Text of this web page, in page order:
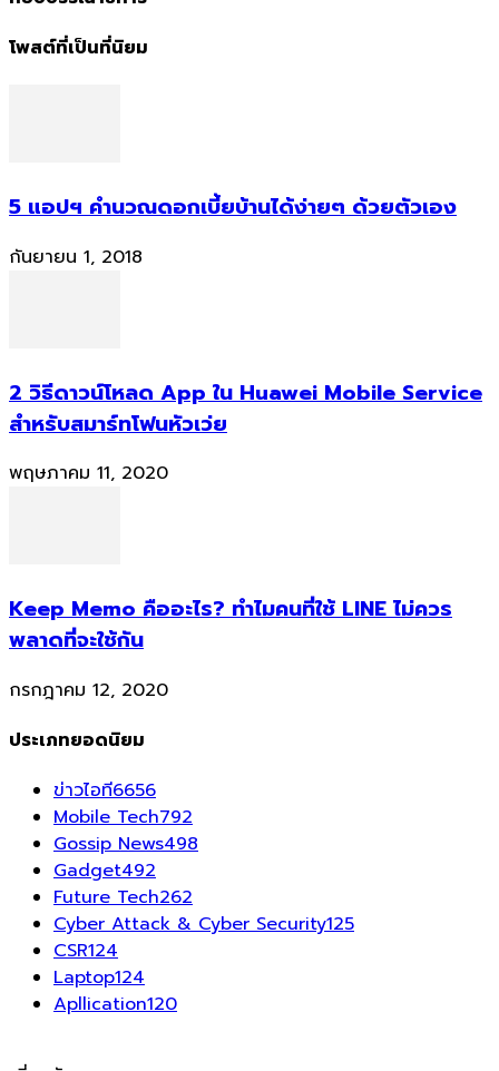
โพสต์ที่เป็นที่นิยม
5 แอปฯ คำนวณดอกเบี้ยบ้านได้ง่ายๆ ด้วยตัวเอง
กันยายน 1, 2018
2 วิธีดาวน์โหลด App ใน Huawei Mobile Service
สำหรับสมาร์ทโฟนหัวเว่ย
พฤษภาคม 11, 2020
Keep Memo คืออะไร? ทำไมคนที่ใช้ LINE ไม่ควร
พลาดที่จะใช้กัน
กรกฎาคม 12, 2020
ประเภทยอดนิยม
ข่าวไอที6656
Mobile Tech792
Gossip News498
Gadget492
Future Tech262
Cyber Attack & Cyber Security125
CSR124
Laptop124
Apllication120